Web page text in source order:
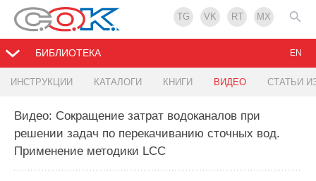
TG VK RT MX
БИБЛИОТЕКА
ИНСТРУКЦИИ КАТАЛОГИ КНИГИ ВИДЕО СТАТЬИ
EN
Видео: Сокращение затрат водоканалов при
решении задач по перекачиванию сточных вод.
Применение методики LCC